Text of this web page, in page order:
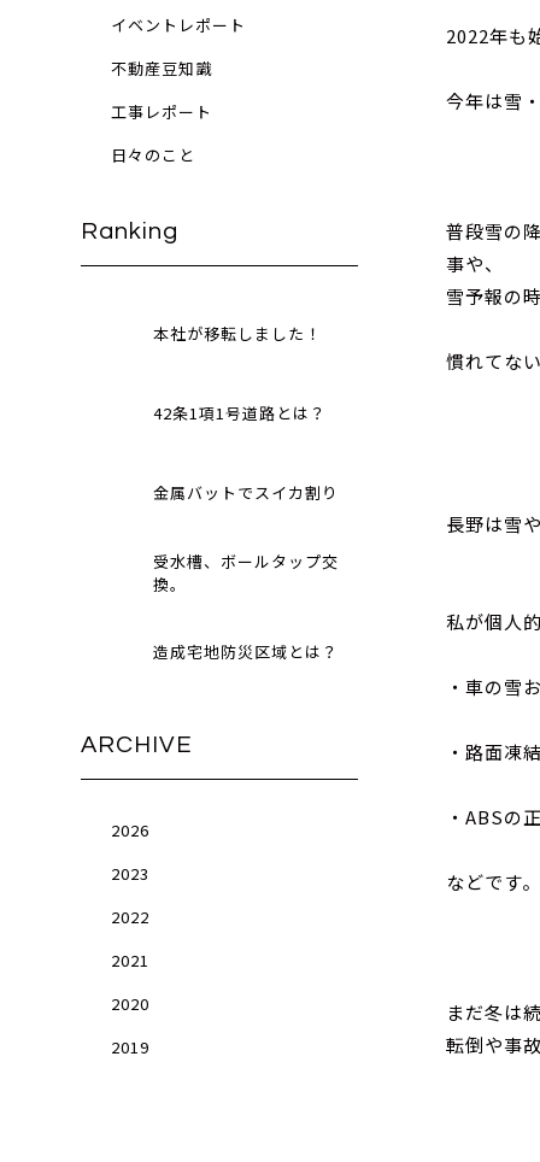
2022年も
今年は雪
普段雪の
事や、
雪予報の
慣れてな
長野は雪
私が個人
・車の雪
・路面凍
・ABSの
などです。
まだ冬は
転倒や事
イベントレポート
不動産豆知識
工事レポート
日々のこと
Ranking
本社が移転しました！
42条1項1号道路とは？
金属バットでスイカ割り
受水槽、ボールタップ交
換。
造成宅地防災区域とは？
ARCHIVE
2026
2023
2022
2021
2020
2019